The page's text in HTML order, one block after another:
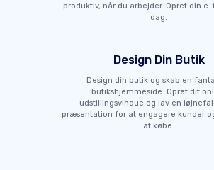
produktiv, når du arbejder. Opret din
dag.
Design Din Butik
Design din butik og skab en
butikshjemmeside. Opret dit
udstillingsvindue og lav en
præsentation for at engagere kunder
at købe.